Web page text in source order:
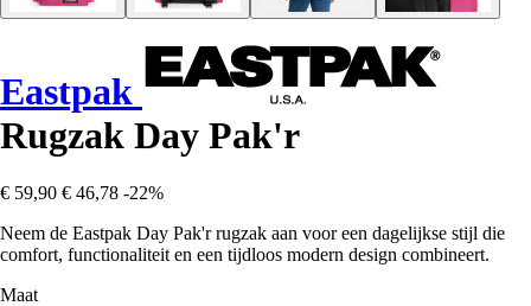
Eastpak
Rugzak Day Pak'r
€ 59,90 € 46,78 -22%
Neem de Eastpak Day Pak'r rugzak aan voor een dagelijkse stijl die
comfort, functionaliteit en een tijdloos modern design combineert.
Maat